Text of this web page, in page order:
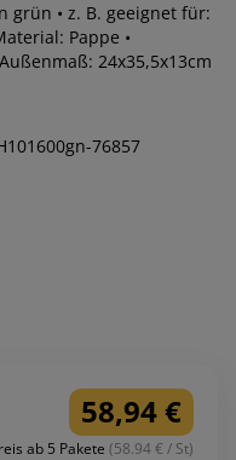
grün • z. B. geeignet für:
Pappe •
24x35,5x13cm
76857
58,94 €
ab 5 Pakete (58.94 € / St)